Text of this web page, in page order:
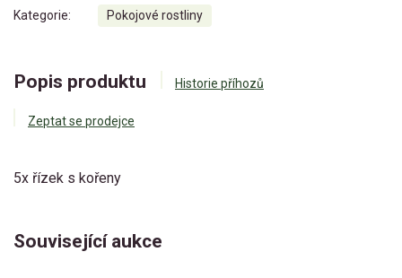
Kategorie: Pokojové rostliny
Popis produktu Historie příhozů
Zeptat se prodejce
5x řízek s kořeny
Související aukce